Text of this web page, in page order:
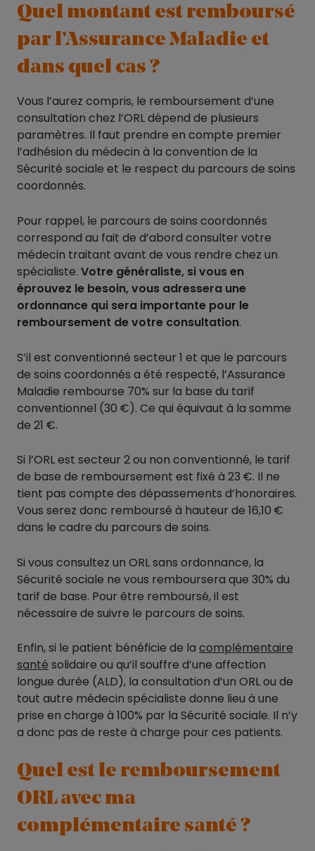
Quel montant est remboursé
par l’Assurance Maladie et
dans quel cas ?
Vous l’aurez compris, le remboursement d’une
consultation chez l’ORL dépend de plusieurs
paramètres. Il faut prendre en compte premier
l’adhésion du médecin à la convention de la
Sécurité sociale et le respect du parcours de soins
coordonnés.
Pour rappel, le parcours de soins coordonnés
correspond au fait de d’abord consulter votre
médecin traitant avant de vous rendre chez un
spécialiste. Votre généraliste, si vous en
éprouvez le besoin, vous adressera une
ordonnance qui sera importante pour le
remboursement de votre consultation.
S’il est conventionné secteur 1 et que le parcours
de soins coordonnés a été respecté, l’Assurance
Maladie rembourse 70% sur la base du tarif
conventionnel (30 €). Ce qui équivaut à la somme
de 21 €.
Si l’ORL est secteur 2 ou non conventionné, le tarif
de base de remboursement est fixé à 23 €. Il ne
tient pas compte des dépassements d’honoraires.
Vous serez donc remboursé à hauteur de 16,10 €
dans le cadre du parcours de soins.
Si vous consultez un ORL sans ordonnance, la
Sécurité sociale ne vous remboursera que 30% du
tarif de base. Pour être remboursé, il est
nécessaire de suivre le parcours de soins.
Enfin, si le patient bénéficie de la complémentaire
santé solidaire ou qu’il souffre d’une affection
longue durée (ALD), la consultation d’un ORL ou de
tout autre médecin spécialiste donne lieu à une
prise en charge à 100% par la Sécurité sociale. Il n’y
a donc pas de reste à charge pour ces patients.
Quel est le remboursement
ORL avec ma
complémentaire santé ?